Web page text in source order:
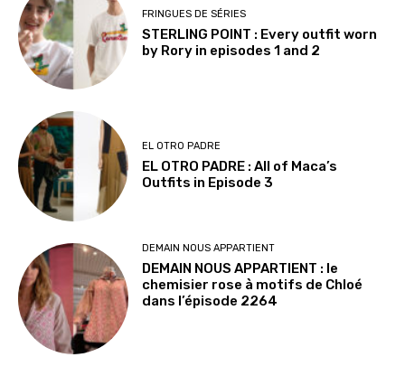
FRINGUES DE SÉRIES
STERLING POINT : Every outfit worn
by Rory in episodes 1 and 2
EL OTRO PADRE
EL OTRO PADRE : All of Maca’s
Outfits in Episode 3
DEMAIN NOUS APPARTIENT
DEMAIN NOUS APPARTIENT : le
chemisier rose à motifs de Chloé
dans l’épisode 2264